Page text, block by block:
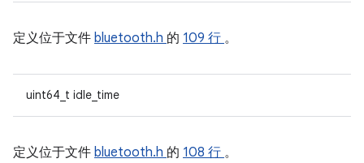
定义位于文件 bluetooth.h 的 109 行 。
uint64_t idle_time
定义位于文件 bluetooth.h 的 108 行 。